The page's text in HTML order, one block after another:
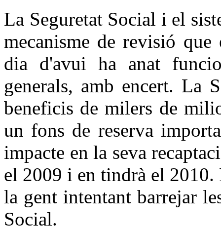
La Seguretat Social i el
mecanisme de revisió
dia d'avui ha anat
generals, amb encert. La
beneficis de milers de
un fons de reserva
impacte en la seva
el 2009 i en tindrà el 2010.
la gent intentant barrejar
Social.